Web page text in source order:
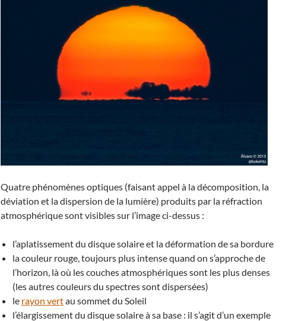
Quatre phénomènes optiques (faisant appel à la décomposition, la
déviation et la dispersion de la lumière) produits par la réfraction
atmosphérique sont visibles sur l’image ci-dessus :
l’aplatissement du disque solaire et la déformation de sa bordure
la couleur rouge, toujours plus intense quand on s’approche de
l’horizon, là où les couches atmosphériques sont les plus denses
(les autres couleurs du spectres sont dispersées)
le rayon vertau sommet du Soleil
l’élargissement du disque solaire à sa base : il s’agit d’un exemple